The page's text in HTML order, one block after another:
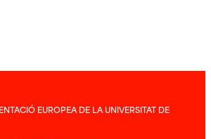
EUROPEA DE LA UNIVERSITAT DE